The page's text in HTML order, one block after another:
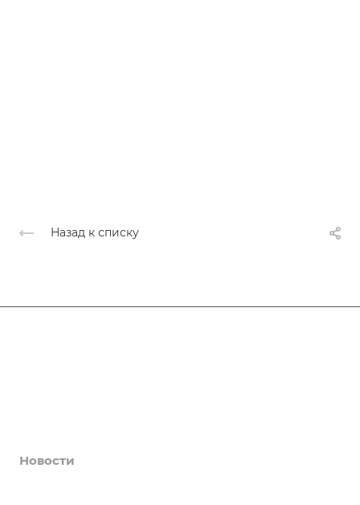
Назад к списку
Новости